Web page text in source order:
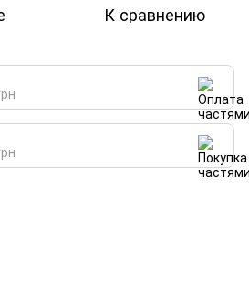
К сравнению